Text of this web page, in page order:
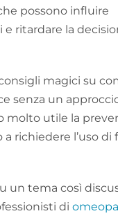
possono influire
ritardare la
magici su
senza un
molto utile la
richiedere l’uso di
un tema così
di